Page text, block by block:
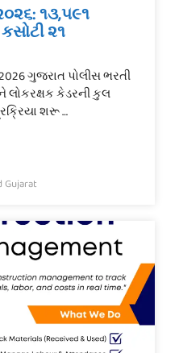
૧૩,૫૯૧
૨૧
ગુજરાત પોલીસ ભરતી
કેડરની કુલ
શરૂ …
Gujarat